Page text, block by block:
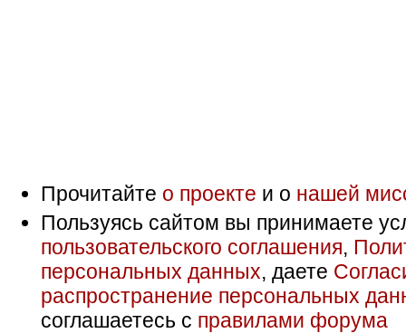
Прочитайте о проекте и о нашей
Пользуясь сайтом вы принимаете
пользовательского соглашения,
персональных данных, даете
распространение персональных
соглашаетесь с правилами форума